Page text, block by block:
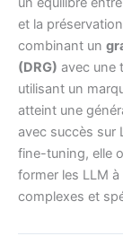
et la
combinant un
(DRG) avec une
utilisant un
atteint une
avec succès sur
fine-tuning, elle
former les LLM
complexes et